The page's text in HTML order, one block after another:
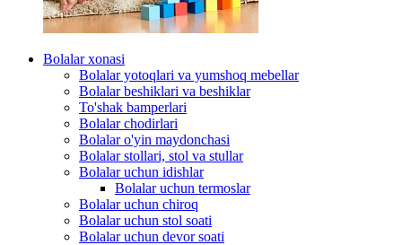
Bolalar xonasi
Bolalar yotoqlari va yumshoq mebellar
Bolalar beshiklari va beshiklar
To'shak bamperlari
Bolalar chodirlari
Bolalar o'yin maydonchasi
Bolalar stollari, stol va stullar
Bolalar uchun idishlar
Bolalar uchun termoslar
Bolalar uchun chiroq
Bolalar uchun stol soati
Bolalar uchun devor soati